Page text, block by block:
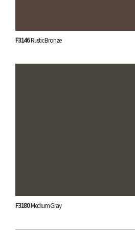
F3146 Rustic Bronze
F3180 Medium Gray